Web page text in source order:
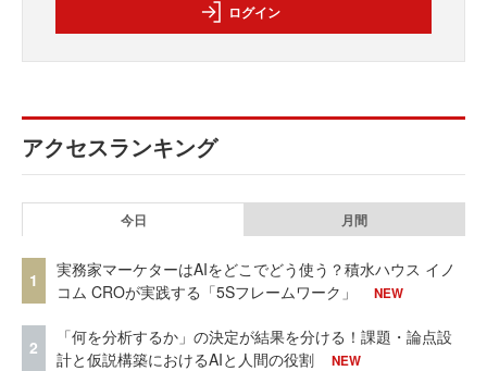
ログイン
アクセスランキング
今日 月間
1
実務家マーケターはAIをどこでどう使う？積水ハウス イノ
コム CROが実践する「5Sフレームワーク」
NEW
2
「何を分析するか」の決定が結果を分ける！課題・論点設
計と仮説構築におけるAIと人間の役割
NEW